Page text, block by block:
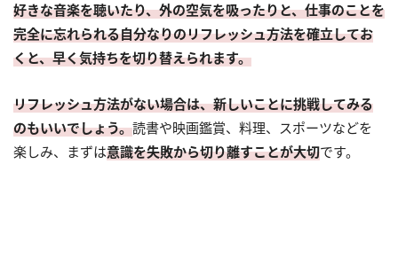
好きな音楽を聴いたり、外の空気を吸ったりと、仕事のことを
完全に忘れられる自分なりのリフレッシュ方法を確立してお
くと、早く気持ちを切り替えられます。
リフレッシュ方法がない場合は、新しいことに挑戦してみる
のもいいでしょう。読書や映画鑑賞、料理、スポーツなどを
楽しみ、まずは意識を失敗から切り離すことが大切です。